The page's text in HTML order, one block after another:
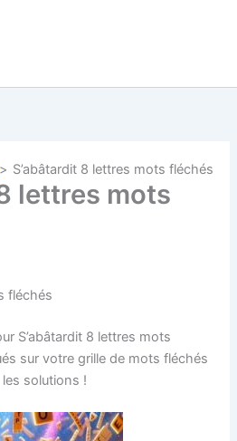
S’abâtardit 8 lettres mots fléchés
lettres mots
fléchés
S’abâtardit 8 lettres mots
sur votre grille de mots fléchés
solutions !